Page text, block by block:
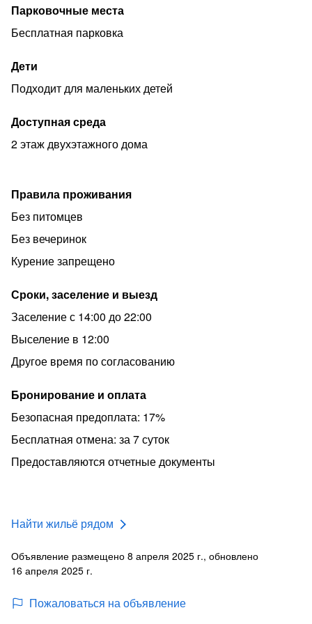
Парковочные места
Бесплатная парковка
Дети
Подходит для маленьких детей
Доступная среда
2 этаж двухэтажного дома
Правила проживания
Без питомцев
Без вечеринок
Курение запрещено
Сроки, заселение и выезд
Заселение с 14:00 до 22:00
Выселение в 12:00
Другое время по согласованию
Бронирование и оплата
Безопасная предоплата: 17%
Бесплатная отмена: за 7 суток
Предоставляются отчетные документы
Найти жильё рядом
Объявление размещено 8 апреля 2025 г., обновлено
16 апреля 2025 г.
Пожаловаться на объявление